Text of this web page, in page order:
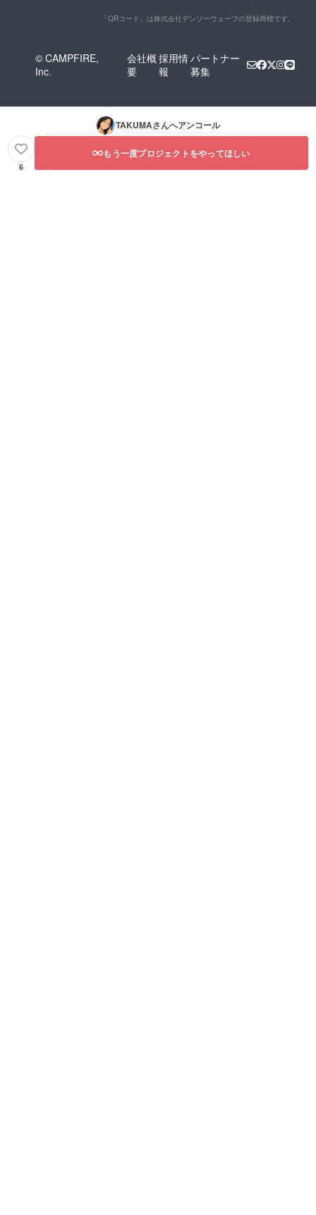
「QRコード」は株式会社デンソーウェーブの登録商標です。
© CAMPFIRE,
Inc.
会社概
要
採用情
報
パートナー
募集
TAKUMAさんへアンコール
6
もう一度プロジェクトをやってほしい